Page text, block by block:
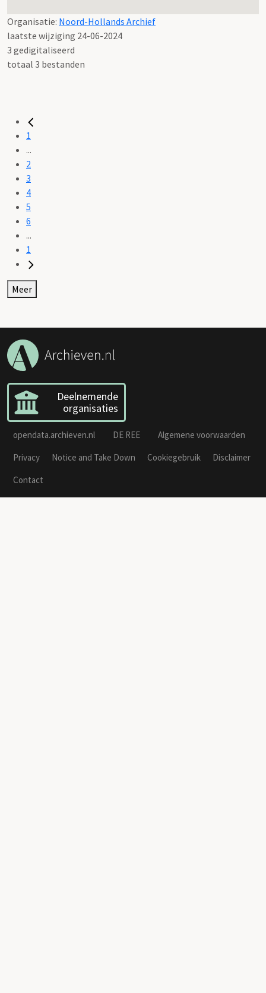
Organisatie: Noord-Hollands Archief
laatste wijziging 24-06-2024
3 gedigitaliseerd
totaal 3 bestanden
1
...
2
3
4
5
6
...
1
Meer
Deelnemende
organisaties
opendata.archieven.nl DE REE
Algemene voorwaarden
Privacy
Notice and Take Down Cookiegebruik
Disclaimer
Contact